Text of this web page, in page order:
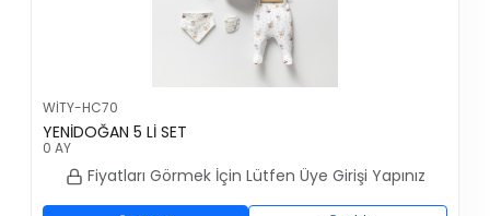
WİTY-HC70
YENİDOĞAN 5 Lİ SET
0 AY
Fiyatları Görmek İçin Lütfen Üye Girişi Yapınız